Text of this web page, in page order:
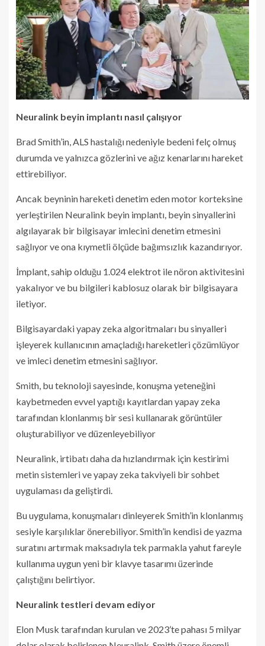
Neuralink beyin implantı nasıl çalışıyor
Brad Smith’in, ALS hastalığı nedeniyle bedeni felç olmuş
durumda ve yalnızca gözlerini ve ağız kenarlarını hareket
ettirebiliyor.
Ancak beyninin hareketi denetim eden motor korteksine
yerleştirilen Neuralink beyin implantı, beyin sinyallerini
algılayarak bir bilgisayar imlecini denetim etmesini
sağlıyor ve ona kıymetli ölçüde bağımsızlık kazandırıyor.
İmplant, sahip olduğu 1.024 elektrot ile nöron aktivitesini
yakalıyor ve bu bilgileri kablosuz olarak bir bilgisayara
iletiyor.
Bilgisayardaki yapay zeka algoritmaları bu sinyalleri
işleyerek kullanıcının amaçladığı hareketleri çözümlüyor
ve imleci denetim etmesini sağlıyor.
Smith, bu teknoloji sayesinde, konuşma yeteneğini
kaybetmeden evvel yaptığı kayıtlardan yapay zeka
tarafından klonlanmış bir sesi kullanarak görüntüler
oluşturabiliyor ve düzenleyebiliyor
Neuralink, irtibatı daha da hızlandırmak için kestirimi
metin sistemleri ve yapay zeka takviyeli bir sohbet
uygulaması da geliştirdi.
Bu uygulama, konuşmaları dinleyerek Smith’in klonlanmış
sesiyle karşılıklar önerebiliyor. Smith’in kendisi de yazma
suratını artırmak maksadıyla tek parmakla yahut fareyle
kullanıma uygun yeni bir klavye tasarımı üzerinde
çalıştığını belirtiyor.
Neuralink testleri devam ediyor
Elon Musk tarafından kurulan ve 2023’te pahası 5 milyar